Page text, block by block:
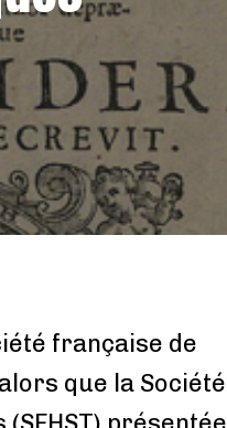
française de
que la Société